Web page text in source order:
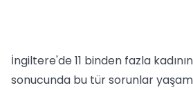
İngiltere'de 11 binden fazla
sonucunda bu tür sorunlar